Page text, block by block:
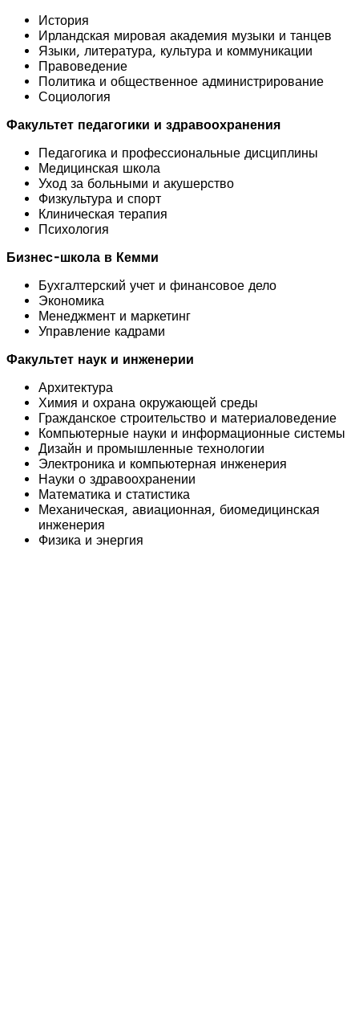
История
Ирландская мировая академия музыки и танцев
Языки, литература, культура и коммуникации
Правоведение
Политика и общественное администрирование
Социология
Факультет педагогики и здравоохранения
Педагогика и профессиональные дисциплины
Медицинская школа
Уход за больными и акушерство
Физкультура и спорт
Клиническая терапия
Психология
Бизнес-школа в Кемми
Бухгалтерский учет и финансовое дело
Экономика
Менеджмент и маркетинг
Управление кадрами
Факультет наук и инженерии
Архитектура
Химия и охрана окружающей среды
Гражданское строительство и материаловедение
Компьютерные науки и информационные системы
Дизайн и промышленные технологии
Электроника и компьютерная инженерия
Науки о здравоохранении
Математика и статистика
Механическая, авиационная, биомедицинская
инженерия
Физика и энергия